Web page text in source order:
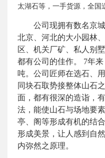
太湖石等，一手货源，全国
公司现拥有数名京
北京、河北的大小园林
区、机关厂矿、私人别
都有公司的佳作。 7年
吨。公司匠师在选石、
同块石取势接整体山石
面，都有很深的造诣，
法，能使山石与场地要
亭、阁等形成有机的结
形成美景，让人感到自
内弥然之原理。